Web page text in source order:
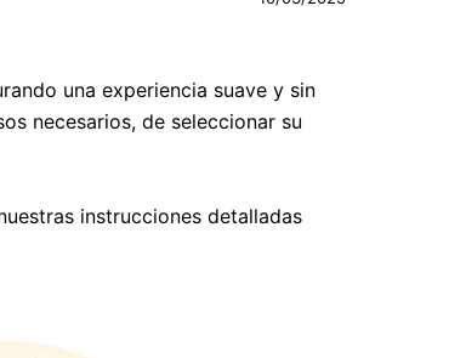
una experiencia suave y sin
necesarios, de seleccionar su
instrucciones detalladas